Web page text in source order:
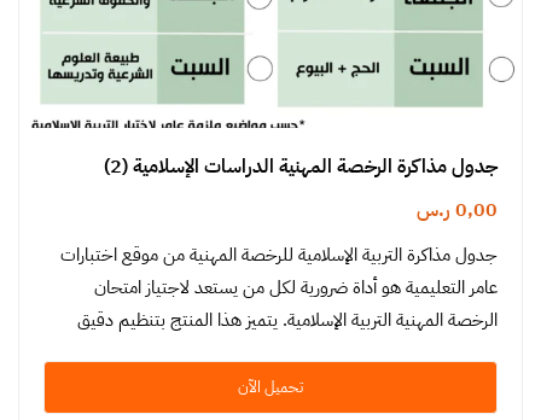
جدول مذاكرة الرخصة المهنية الدراسات الإسلامية (2)
0,00 ر.س
جدول مذاكرة التربية الإسلامية للرخصة المهنية من موقع اختبارات
عامر التعليمية هو أداة ضرورية لكل من يستعد لاجتياز امتحان
الرخصة المهنية التربية الإسلامية. يتميز هذا المنتج بتنظيم دقيق
تحميل الآن